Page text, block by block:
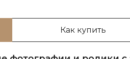
Как купить